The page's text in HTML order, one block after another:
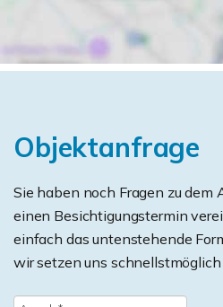
Objektanfrage
Sie haben noch Fragen zu dem
einen Besichtigungstermin
einfach das untenstehende
wir setzen uns